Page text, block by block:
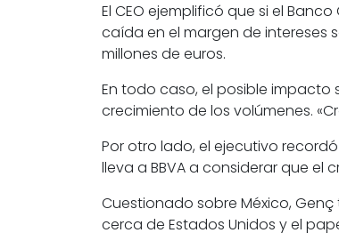
El CEO ejemplificó que si el
caída en el margen de intereses
millones de euros.
En todo caso, el posible
crecimiento de los volúmenes.
Por otro lado, el ejecutivo
lleva a BBVA a considerar que el
Cuestionado sobre México,
cerca de Estados Unidos y el